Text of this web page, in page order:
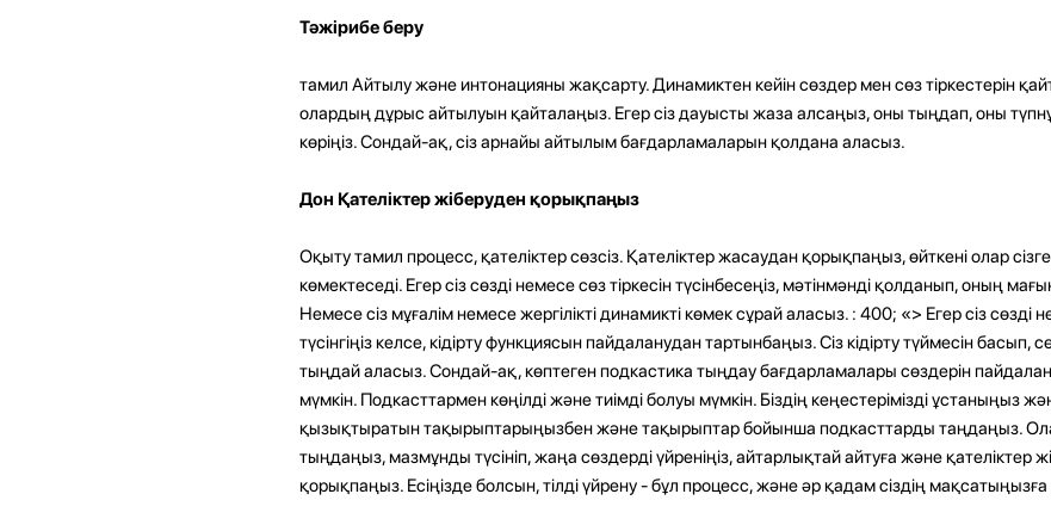
Тәжірибе беру
тамил Айтылу және интонацияны жақсарту. Динамиктен кейін сөздер мен сөз тіркестерін
олардың дұрыс айтылуын қайталаңыз. Егер сіз дауысты жаза алсаңыз, оны тыңдап, оны
көріңіз. Сондай-ақ, сіз арнайы айтылым бағдарламаларын қолдана аласыз.
Дон Қателіктер жіберуден қорықпаңыз
Оқыту тамил процесс, қателіктер сөзсіз. Қателіктер жасаудан қорықпаңыз, өйткені олар
көмектеседі. Егер сіз сөзді немесе сөз тіркесін түсінбесеңіз, мәтінмәнді қолданып, оның
Немесе сіз мұғалім немесе жергілікті динамикті көмек сұрай аласыз. : 400; «> Егер сіз сөзді
түсінгіңіз келсе, кідірту функциясын пайдаланудан тартынбаңыз. Сіз кідірту түймесін басып,
тыңдай аласыз. Сондай-ақ, көптеген подкастика тыңдау бағдарламалары сөздерін
мүмкін. Подкасттармен көңілді және тиімді болуы мүмкін. Біздің кеңестерімізді ұстаныңыз
қызықтыратын тақырыптарыңызбен және тақырыптар бойынша подкасттарды таңдаңыз.
тыңдаңыз, мазмұнды түсініп, жаңа сөздерді үйреніңіз, айтарлықтай айтуға және қателіктер
қорықпаңыз. Есіңізде болсын, тілді үйрену - бұл процесс, және әр қадам сіздің